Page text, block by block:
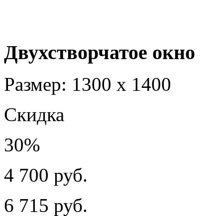
Двухстворчатое окно
Размер: 1300 х 1400
Скидка
30%
4 700 руб.
6 715 руб.